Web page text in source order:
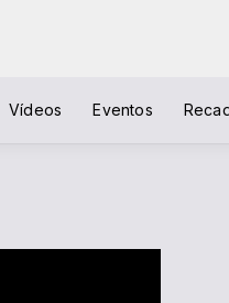
Vídeos Eventos